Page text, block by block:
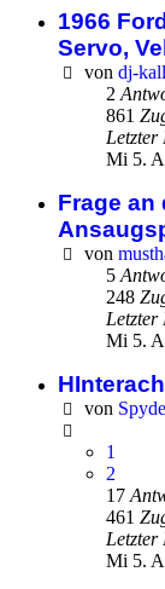
1966
Servo,
von dj-
2
861
Letzter
Mi 5.
Frage an
von
5
248
Letzter
Mi 5.
von
1
2
17
461
Letzter
Mi 5.